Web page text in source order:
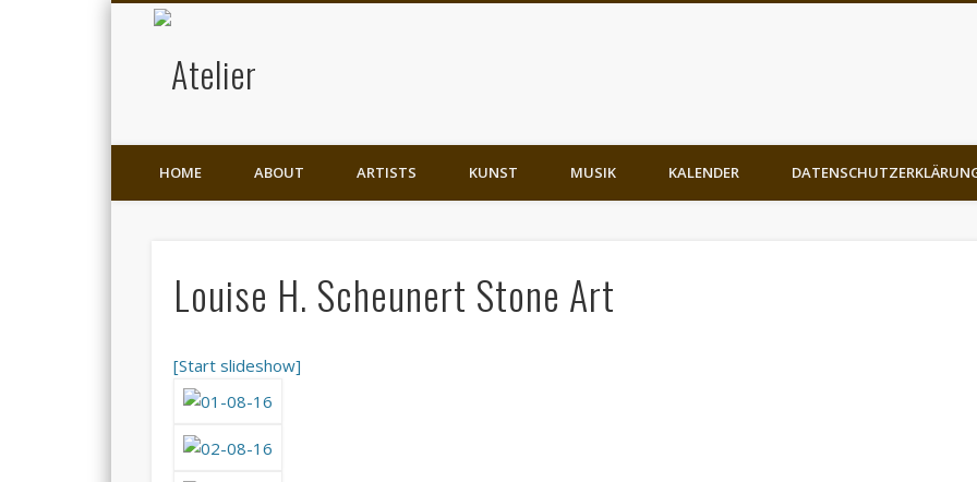
für Kunst & Leben
HOME ABOUT ARTISTS KUNST MUSIK KALENDER
Louise H. Scheunert Stone Art
[Start slideshow]